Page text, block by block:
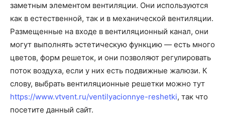
заметным элементом вентиляции. Они используются
как в естественной, так и в механической вентиляции.
Размещенные на входе в вентиляционный канал, они
могут выполнять эстетическую функцию — есть много
цветов, форм решеток, и они позволяют регулировать
поток воздуха, если у них есть подвижные жалюзи. К
слову, выбрать вентиляционные решетки можно тут
https://www.vtvent.ru/ventilyacionnye-reshetki, так что
посетите данный сайт.